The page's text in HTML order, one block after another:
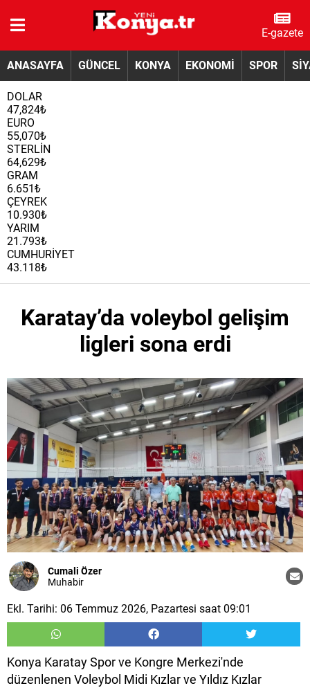
E-gazete
ANASAYFA GÜNCEL KONYA EKONOMİ SPOR
DOLAR
47,824₺
EURO
55,070₺
STERLİN
64,629₺
GRAM
6.651₺
ÇEYREK
10.930₺
YARIM
21.793₺
CUMHURİYET
43.118₺
Karatay’da voleybol gelişim
ligleri sona erdi
Cumali Özer
Muhabir
Ekl. Tarihi: 06 Temmuz 2026, Pazartesi saat 09:01
Konya Karatay Spor ve Kongre Merkezi'nde
düzenlenen Voleybol Midi Kızlar ve Yıldız Kızlar